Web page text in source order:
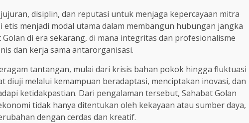
disiplin, dan reputasi untuk menjaga kepercayaan mitra
menjadi modal utama dalam membangun hubungan jangka
di era sekarang, di mana integritas dan profesionalisme
dan kerja sama antarorganisasi.
tantangan, mulai dari krisis bahan pokok hingga fluktuasi
diuji melalui kemampuan beradaptasi, menciptakan inovasi, dan
ketidakpastian. Dari pengalaman tersebut, Sahabat Golan
tidak hanya ditentukan oleh kekayaan atau sumber daya,
dengan cerdas dan kreatif.